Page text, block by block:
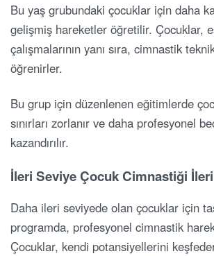
Bu yaş grubundaki çocuklar için daha
gelişmiş hareketler öğretilir. Çocuklar,
çalışmalarının yanı sıra, cimnastik
öğrenirler.
Bu grup için düzenlenen eğitimlerde
sınırları zorlanır ve daha profesyonel
kazandırılır.
İleri Seviye Çocuk Cimnastiği
Daha ileri seviyede olan çocuklar için
programda, profesyonel cimnastik
Çocuklar, kendi potansiyellerini